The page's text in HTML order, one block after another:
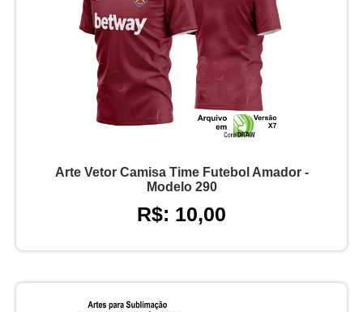
Arte Vetor Camisa Time Futebol Amador -
Modelo 290
R$: 10,00